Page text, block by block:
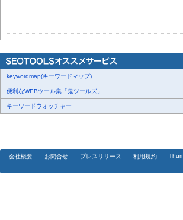
keywordmap(キーワードマップ)
便利なWEBツール集「鬼ツールズ」
キーワードウォッチャー
会社概要 お問合せ プレスリリース 利用規約